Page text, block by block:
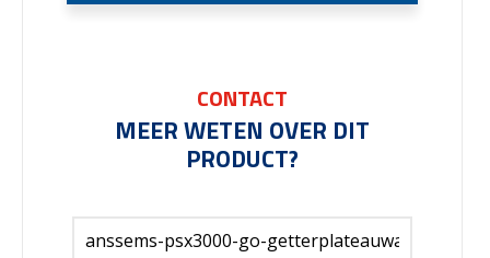
CONTACT
MEER WETEN OVER DIT
PRODUCT?